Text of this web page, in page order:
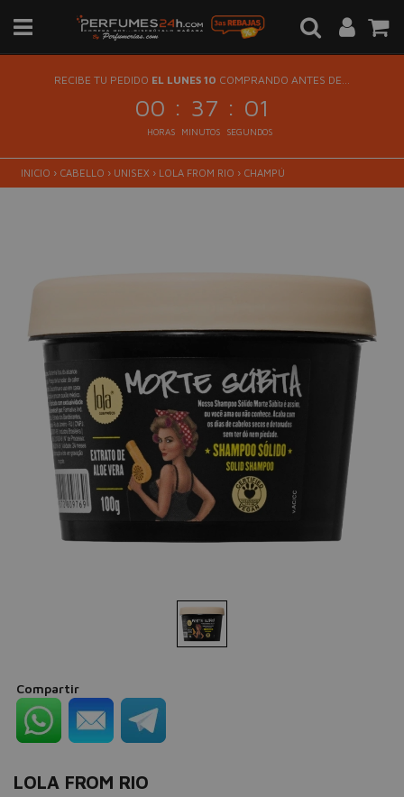
RECIBE TU PEDIDO EL LUNES 10 COMPRANDO ANTES DE...
00 : 37 : 01
HORAS MINUTOS SEGUNDOS
INICIO › CABELLO › UNISEX › LOLA FROM RIO › CHAMPÚ
Compartir
LOLA FROM RIO